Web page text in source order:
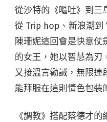
從沙特的《嘔吐》到三
從 Trip hop、新浪潮
陳珊妮這回會是快意
的女王，她以智慧為刃
又接溫言勸誡，無限連
能拜服在這則情色包裝
《調教》搭配蔡德才